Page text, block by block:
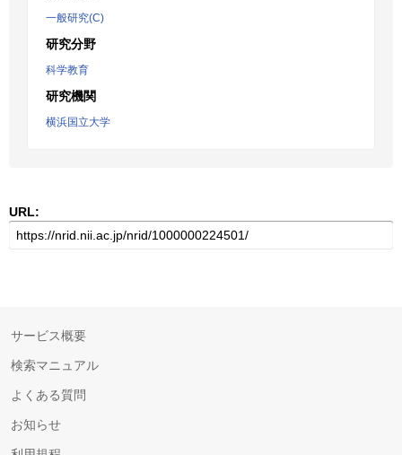
一般研究(C)
研究分野
科学教育
研究機関
横浜国立大学
URL:
サービス概要
検索マニュアル
よくある質問
お知らせ